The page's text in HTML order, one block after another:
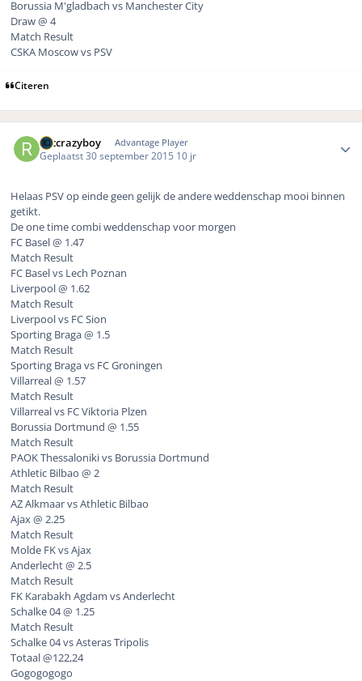
Borussia M'gladbach vs Manchester City
Draw @ 4
Match Result
CSKA Moscow vs PSV
Citeren
rbccrazyboy Advantage Player
Geplaatst30 september 2015 10 jr
Helaas PSV op einde geen gelijk de andere weddenschap mooi binnen
getikt.
De one time combi weddenschap voor morgen
FC Basel @ 1.47
Match Result
FC Basel vs Lech Poznan
Liverpool @ 1.62
Match Result
Liverpool vs FC Sion
Sporting Braga @ 1.5
Match Result
Sporting Braga vs FC Groningen
Villarreal @ 1.57
Match Result
Villarreal vs FC Viktoria Plzen
Borussia Dortmund @ 1.55
Match Result
PAOK Thessaloniki vs Borussia Dortmund
Athletic Bilbao @ 2
Match Result
AZ Alkmaar vs Athletic Bilbao
Ajax @ 2.25
Match Result
Molde FK vs Ajax
Anderlecht @ 2.5
Match Result
FK Karabakh Agdam vs Anderlecht
Schalke 04 @ 1.25
Match Result
Schalke 04 vs Asteras Tripolis
Totaal @122,24
Gogogogogo